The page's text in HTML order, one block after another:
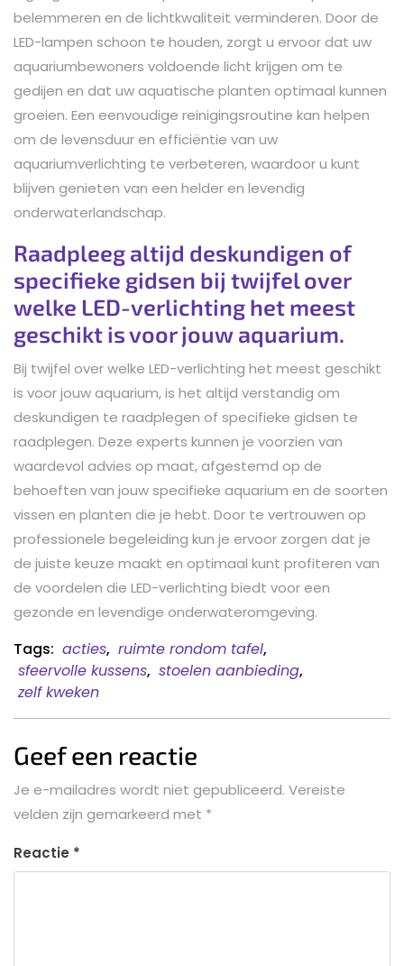
belemmeren en de lichtkwaliteit verminderen. Door de
LED-lampen schoon te houden, zorgt u ervoor dat uw
aquariumbewoners voldoende licht krijgen om te
gedijen en dat uw aquatische planten optimaal kunnen
groeien. Een eenvoudige reinigingsroutine kan helpen
om de levensduur en efficiëntie van uw
aquariumverlichting te verbeteren, waardoor u kunt
blijven genieten van een helder en levendig
onderwaterlandschap.
Raadpleeg altijd deskundigen of
specifieke gidsen bij twijfel over
welke LED-verlichting het meest
geschikt is voor jouw aquarium.
Bij twijfel over welke LED-verlichting het meest geschikt
is voor jouw aquarium, is het altijd verstandig om
deskundigen te raadplegen of specifieke gidsen te
raadplegen. Deze experts kunnen je voorzien van
waardevol advies op maat, afgestemd op de
behoeften van jouw specifieke aquarium en de soorten
vissen en planten die je hebt. Door te vertrouwen op
professionele begeleiding kun je ervoor zorgen dat je
de juiste keuze maakt en optimaal kunt profiteren van
de voordelen die LED-verlichting biedt voor een
gezonde en levendige onderwateromgeving.
Tags: acties, ruimte rondom tafel,
sfeervolle kussens, stoelen aanbieding,
zelf kweken
Geef een reactie
Je e-mailadres wordt niet gepubliceerd. Vereiste
velden zijn gemarkeerd met *
Reactie *